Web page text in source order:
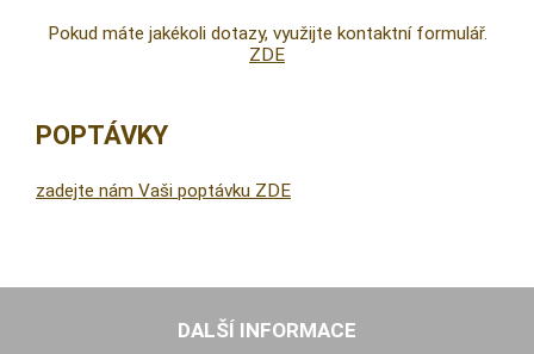
Pokud máte jakékoli dotazy, využijte kontaktní formulář.
ZDE
POPTÁVKY
zadejte nám Vaši poptávku ZDE
DALŠÍ INFORMACE